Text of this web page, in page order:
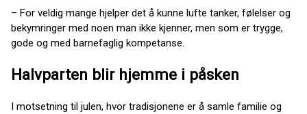
– For veldig mange hjelper det å kunne lufte tanker, følelser og
bekymringer med noen man ikke kjenner, men som er trygge,
gode og med barnefaglig kompetanse.
Halvparten blir hjemme i påsken
I motsetning til julen, hvor tradisjonene er å samle familie og